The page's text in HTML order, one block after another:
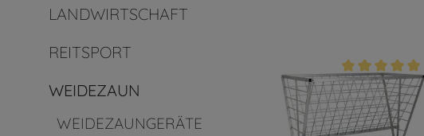
LANDWIRTSCHAFT
REITSPORT
WEIDEZAUN
WEIDEZAUNGERÄTE